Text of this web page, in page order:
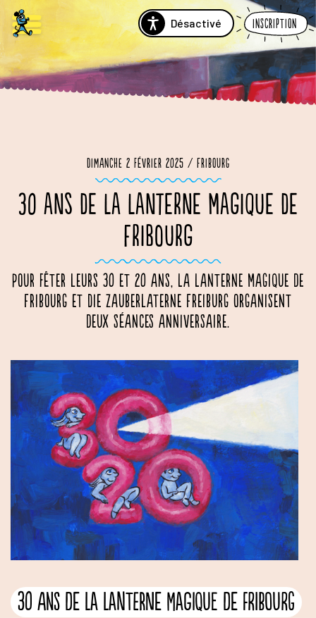
Désactivé Inscription
Dimanche 2 février 2025 / Fribourg
30 ANS DE LA LANTERNE MAGIQUE DE
FRIBOURG
Pour fêter leurs 30 et 20 ans, La Lanterne Magique de
Fribourg et Die Zauberlaterne Freiburg organisent
deux séances anniversaire.
30 ans de La Lanterne Magique de Fribourg